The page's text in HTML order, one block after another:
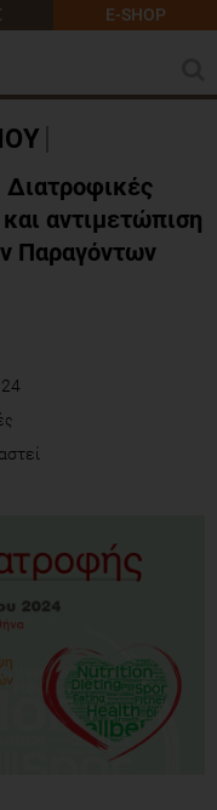
E-SHOP
αντιμετώπιση
Παραγόντων